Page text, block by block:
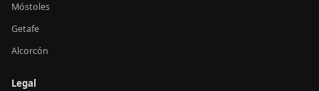
Móstoles
Getafe
Alcorcón
Legal